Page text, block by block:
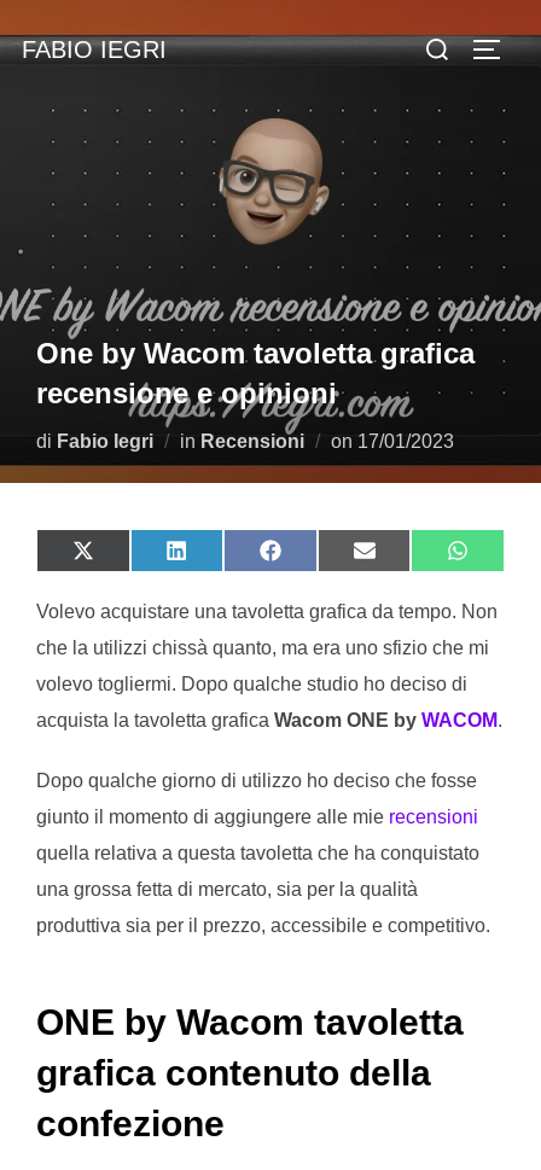
al FABIO IEGRI
Cerca
Apri/
One by Wacom tavoletta grafica
recensione e opinioni
di Fabio Iegri in Recensioni on Pubblicato
17/01/2023
SHARE ON X (TWITTER)
SHARE ON LINKEDINSHARE ON FACEBOOK
SHARE ON EMAIL
SHARE
Volevo acquistare una tavoletta grafica da tempo. Non
che la utilizzi chissà quanto, ma era uno sfizio che mi
volevo togliermi. Dopo qualche studio ho deciso di
acquista la tavoletta grafica Wacom ONE by WACOM.
Dopo qualche giorno di utilizzo ho deciso che fosse
giunto il momento di aggiungere alle mie recensioni
quella relativa a questa tavoletta che ha conquistato
una grossa fetta di mercato, sia per la qualità
produttiva sia per il prezzo, accessibile e competitivo.
ONE by Wacom tavoletta
grafica contenuto della
confezione